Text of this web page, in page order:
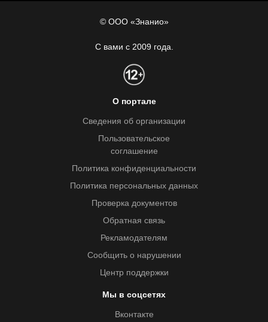
© ООО «Знанио»
С вами с 2009 года.
О портале
Сведения об организации
Пользовательское
соглашение
Политика конфиденциальности
Политика персональных данных
Проверка документов
Обратная связь
Рекламодателям
Сообщить о нарушении
Центр поддержки
Мы в соцсетях
Вконтакте